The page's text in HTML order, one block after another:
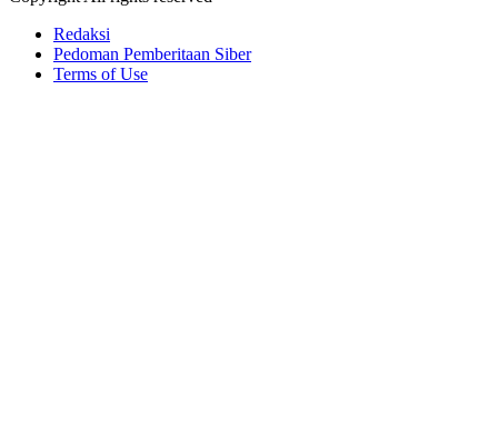
Redaksi
Pedoman Pemberitaan Siber
Terms of Use